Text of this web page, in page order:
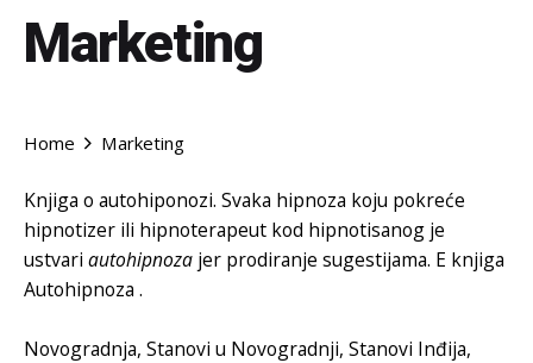
Marketing
Home Marketing
Knjiga o autohiponozi. Svaka hipnoza koju pokreće
hipnotizer ili hipnoterapeut kod hipnotisanog je
ustvari autohipnoza jer prodiranje sugestijama. E knjiga
Autohipnoza .
Novogradnja, Stanovi u Novogradnji, Stanovi Inđija,